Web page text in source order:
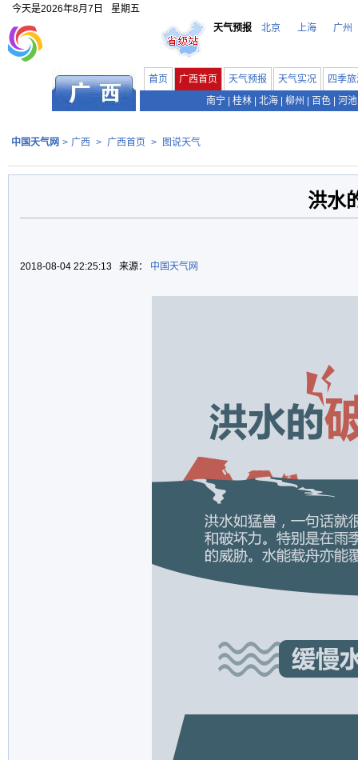
今天是2026年8月7日
星期五
天气预报
北京 上海 广州
首页 广西首页 天气预报 天气实况
四季
南宁
桂林 北海 柳州 百色 河池
中国天气网 > 广西 > 广西首页 > 图说天气
洪水
2018-08-04 22:25:13 来源： 中国天气网